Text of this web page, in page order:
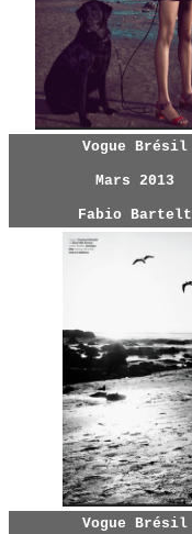
Vogue Brésil
Mars 2013
Fabio Bartelt
Vogue Brésil